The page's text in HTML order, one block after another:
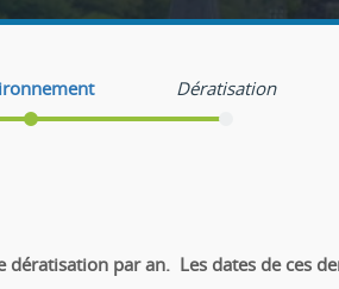
Dératisation
par an. Les dates de ces